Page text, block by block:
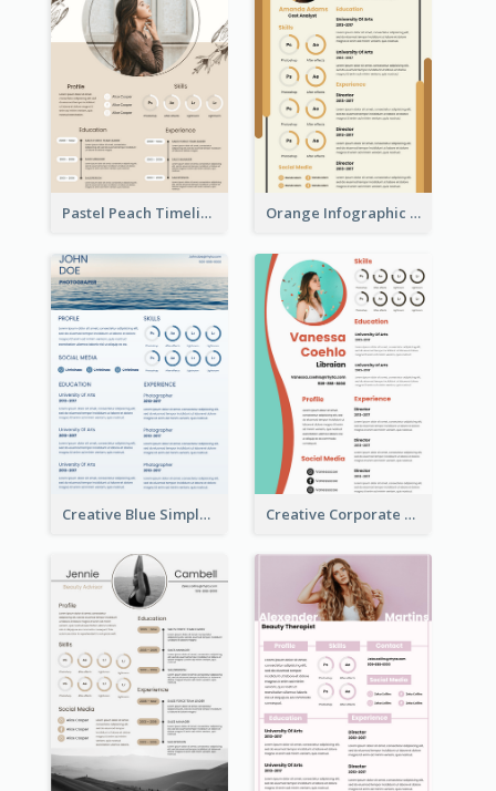
Pastel Peach Timeline Resume Orange Infographic Market Analyst Resume
Creative Blue Simple Resume Creative Corporate Teal Resume